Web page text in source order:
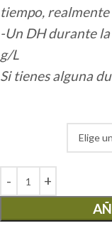
tiempo, realmente
-Un DH durante
g/L
Si tienes alguna